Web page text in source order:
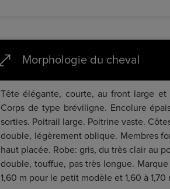
Morphologie du cheval
Tête élégante, courte, au front large et
Corps de type bréviligne. Encolure
sorties. Poitrail large. Poitrine vaste.
double, légèrement oblique. Membres
haut placée. Robe: gris, du très clair au
double, touffue, pas très longue.
1,60 m pour le petit modèle et 1,60 à